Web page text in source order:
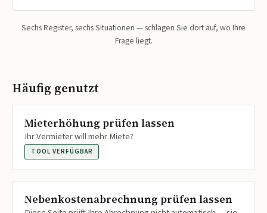
Sechs Register, sechs Situationen — schlagen Sie dort auf, wo Ihre
Frage liegt.
Häufig genutzt
Mieterhöhung prüfen lassen
Ihr Vermieter will mehr Miete?
TOOL VERFÜGBAR
Nebenkostenabrechnung prüfen lassen